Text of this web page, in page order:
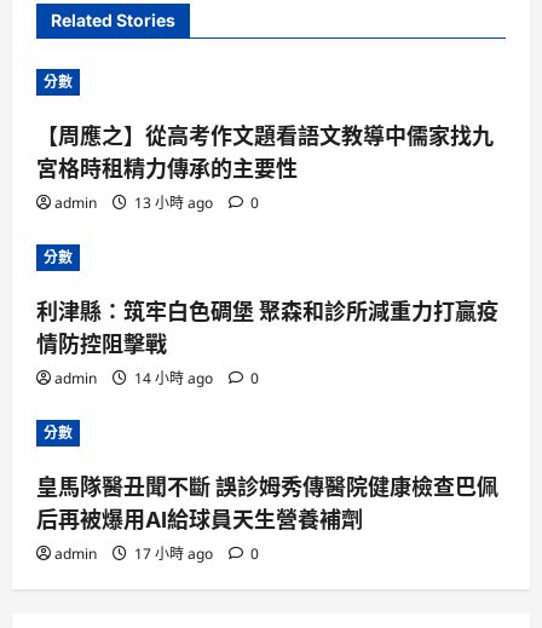
Related Stories
分數
【周應之】從高考作文題看語文教導中儒家找九
宮格時租精力傳承的主要性
admin 13 小時 ago 0
分數
利津縣：筑牢白色碉堡 聚森和診所減重力打贏疫
情防控阻擊戰
admin 14 小時 ago 0
分數
皇馬隊醫丑聞不斷 誤診姆秀傳醫院健康檢查巴佩
后再被爆用AI給球員天生營養補劑
admin 17 小時 ago 0